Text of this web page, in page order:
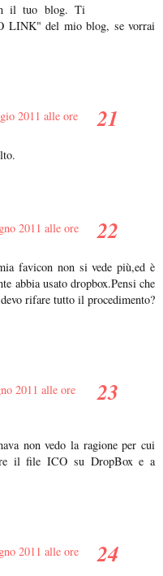
il tuo blog. Ti
LINK" del mio blog, se vorrai
2011 alle ore
2011 alle ore
favicon non si vede più,ed è
abbia usato dropbox.Pensi che
rifare tutto il procedimento?
2011 alle ore
non vedo la ragione per cui
il file ICO su DropBox e a
2011 alle ore